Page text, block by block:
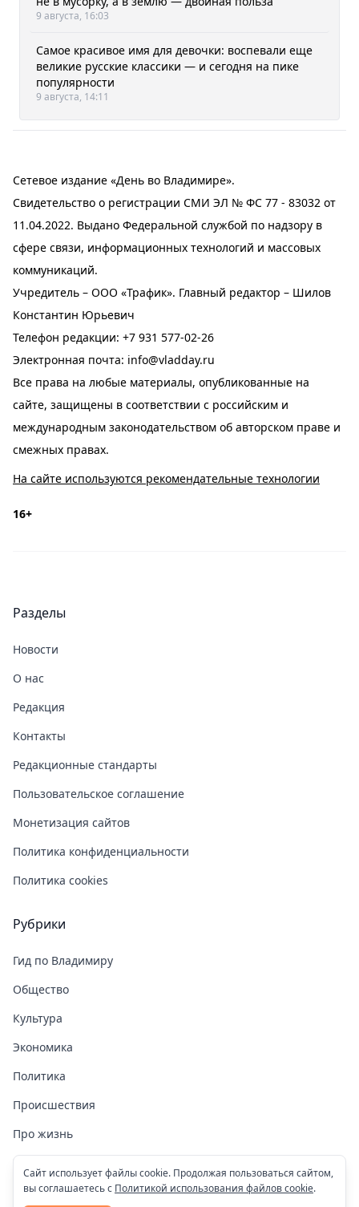
9 августа, 16:03
Самое красивое имя для девочки: воспевали еще
великие русские классики — и сегодня на пике
популярности
9 августа, 14:11
Сетевое издание «День во Владимире».
Свидетельство о регистрации СМИ ЭЛ № ФС 77 - 83032 от
11.04.2022. Выдано Федеральной службой по надзору в
сфере связи, информационных технологий и массовых
коммуникаций.
Учредитель – ООО «Трафик». Главный редактор – Шилов
Константин Юрьевич
Телефон редакции: +7 931 577-02-26
Электронная почта: info@vladday.ru
Все права на любые материалы, опубликованные на
сайте, защищены в соответствии с российским и
международным законодательством об авторском праве и
смежных правах.
На сайте используются рекомендательные технологии
16+
Разделы
Новости
О нас
Редакция
Контакты
Редакционные стандарты
Пользовательское соглашение
Монетизация сайтов
Политика конфиденциальности
Политика cookies
Рубрики
Гид по Владимиру
Общество
Культура
Экономика
Политика
Происшествия
Про жизнь
Здоровье
COVID-19
Сайт использует файлы cookie. Продолжая пользоваться сайтом,
вы соглашаетесь с Политикой использования файлов cookie.